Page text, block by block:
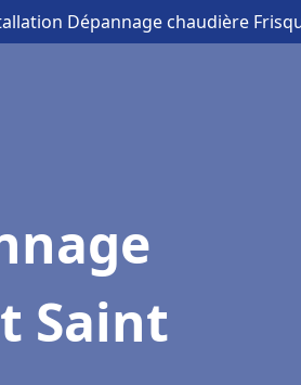
Dépannage chaudière
Saint